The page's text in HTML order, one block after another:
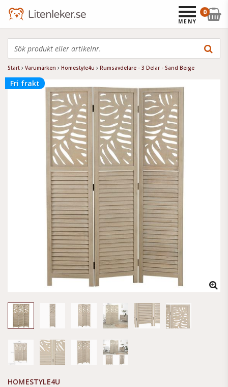
Start Varumärken Homestyle4u Rumsavdelare - 3 Delar - Sand Beige
Fri frakt
HOMESTYLE4U
0
MENY